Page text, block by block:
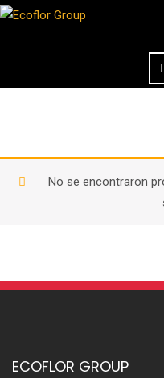
Saltar al contenido
No se encontraron
ECOFLOR GROUP